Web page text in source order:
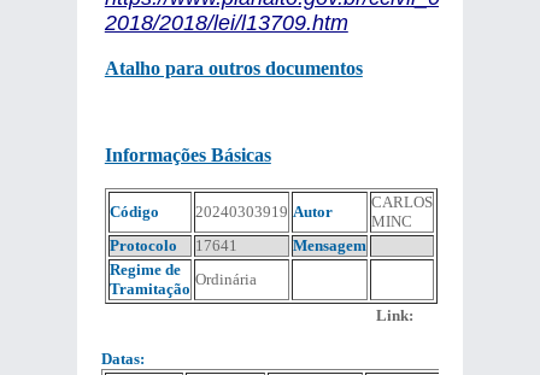
2018/2018/lei/l13709.htm
Atalho para outros documentos
Informações Básicas
Código 20240303919 Autor
CARLOS
MINC
Protocolo
17641
Mensagem
Regime de
Tramitação
Ordinária
Link:
Datas: